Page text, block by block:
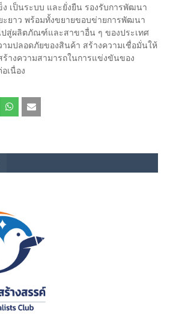
เป็นระบบ และยั่งยืน รองรับการพัฒนา
ะยาว พร้อมทั้งขยายขอบข่ายการพัฒนา
ปสู่ผลิตภัณฑ์และสาขาอื่น ๆ ของประเทศ
ามปลอดภัยของสินค้า สร้างความเชื่อมั่นให้
างความสามารถในการแข่งขันของ
เนื่อง